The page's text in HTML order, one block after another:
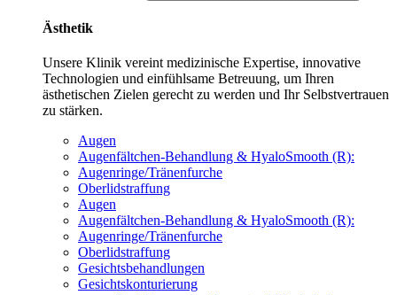
Ästhetik
Unsere Klinik vereint medizinische Expertise, innovative
Technologien und einfühlsame Betreuung, um Ihren
ästhetischen Zielen gerecht zu werden und Ihr Selbstvertrauen
zu stärken.
Augen
Augenfältchen-Behandlung & HyaloSmooth (R):
Augenringe/Tränenfurche
Oberlidstraffung
Augen
Augenfältchen-Behandlung & HyaloSmooth (R):
Augenringe/Tränenfurche
Oberlidstraffung
Gesichtsbehandlungen
Gesichtskonturierung